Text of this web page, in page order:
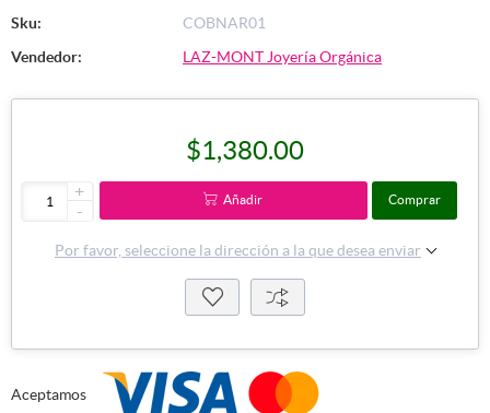
Sku:
COBNAR01
Vendedor:
LAZ-MONT Joyería Orgánica
$1,380.00
+
-
Añadir Comprar
Por favor, seleccione la dirección a la que desea enviar
Aceptamos